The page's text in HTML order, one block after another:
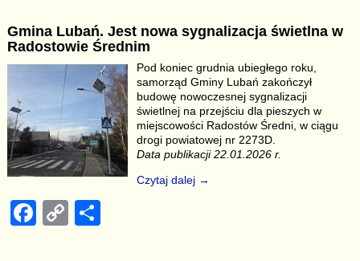
e
b
o
o
k
y
Li
n
k
e
Gmina Lubań. Jest nowa sygnalizacja świetlna w
Radostowie Średnim
Pod koniec grudnia ubiegłego roku,
samorząd Gminy Lubań zakończył
budowę nowoczesnej sygnalizacji
świetlnej na przejściu dla pieszych w
miejscowości Radostów Średni, w ciągu
drogi powiatowej nr 2273D.
Data publikacji 22.01.2026 r.
Czytaj dalej →
F
C